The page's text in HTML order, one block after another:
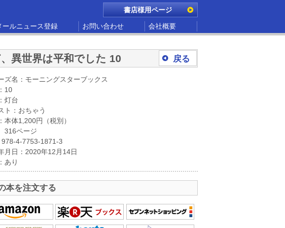
書店様用ページ
ールニュース登録 お問い合わせ 会社概要
戻る
異世界は平和でした 10
ズ名：モーニングスターブックス
10
灯台
ト：おちゃう
本体1,200円（税別）
ページ
978-4-7753-1871-3
月日：2020年12月14日
あり
本を注文する